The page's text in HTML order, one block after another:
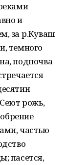
и
за р.Куваш
темного
подпочва
Сеют рожь,
частью
пасется,